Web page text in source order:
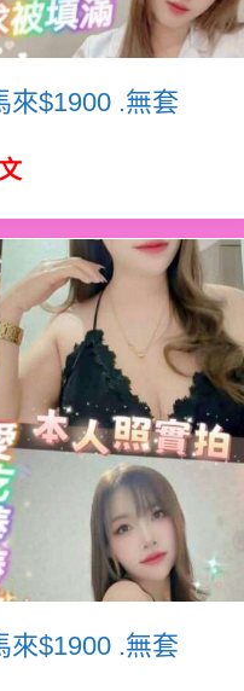
來$1900 .無套
來$1900 .無套